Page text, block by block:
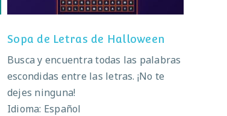
Sopa de Letras de Halloween
Busca y encuentra todas las palabras
escondidas entre las letras. ¡No te
dejes ninguna!
Idioma: Español